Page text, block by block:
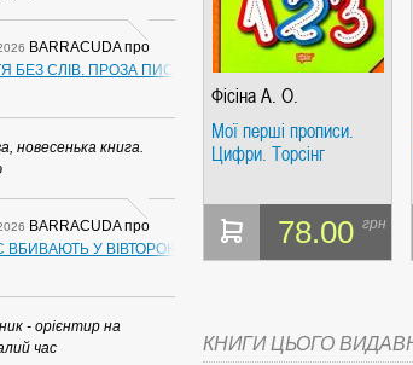
BARRACUDAпро
БЕЗ СЛІВ. ПРОЗА ПИСЬМЕННИКІВ ІЗ ГУАНСІ. ГІПЕРІОН
новесенька книга.
BARRACUDAпро
ВБИВАЮТЬ У ВІВТОРОК. СЛАПОВСЬКИЙ О.І. ЧАС
- орієнтир на
час
Фісіна А. О.
Мої перші прописи.
Цифри. Торсінг
78.00 грн
КНИГИ ЦЬОГО